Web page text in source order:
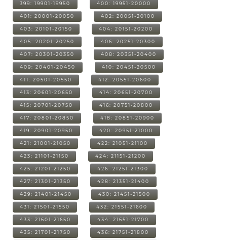
399: 19901-19950 400: 19951-20000
401: 20001-20050 402: 20051-20100
403: 20101-20150 404: 20151-20200
405: 20201-20250 406: 20251-20300
407: 20301-20350 408: 20351-20400
409: 20401-20450 410: 20451-20500
411: 20501-20550 412: 20551-20600
413: 20601-20650 414: 20651-20700
415: 20701-20750 416: 20751-20800
417: 20801-20850 418: 20851-20900
419: 20901-20950 420: 20951-21000
421: 21001-21050 422: 21051-21100
423: 21101-21150 424: 21151-21200
425: 21201-21250 426: 21251-21300
427: 21301-21350 428: 21351-21400
429: 21401-21450 430: 21451-21500
431: 21501-21550 432: 21551-21600
433: 21601-21650 434: 21651-21700
435: 21701-21750 436: 21751-21800